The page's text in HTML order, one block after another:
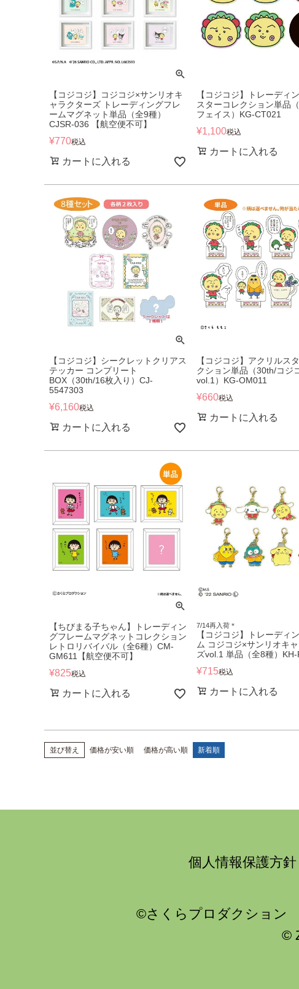
【コジコジ】コジコジ×サンリオキ
ャラクターズ トレーディングフレ
ームマグネット単品（全9種）
CJSR-036 【航空便不可】
¥770税込
カートに入れる
【コジコジ】トレーディ
スターコレクション単品
フェイス）KG-CT021
¥1,100税込
カートに入れる
【コジコジ】シークレットクリアス
テッカー コンプリート
BOX（30th/16枚入り）CJ-
5547303
¥6,160税込
カートに入れる
【コジコジ】アクリルス
クション単品（30th/コジ
vol.1）KG-OM011
¥660税込
カートに入れる
【ちびまる子ちゃん】トレーディン
グフレームマグネットコレクション
レトロリバイバル（全6種）CM-
GM611【航空便不可】
¥825税込
カートに入れる
7/14再入荷＊
【コジコジ】トレーディ
ム コジコジ×サンリオキ
ズvol.1 単品（全8種）
¥715税込
カートに入れる
並び替え 価格が安い順 価格が高い順 新着順
個人情報保護方針
©さくらプロダクション
©